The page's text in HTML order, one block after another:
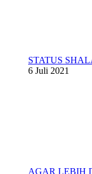
STATUS
6 Juli 2021
AGAR LEBIH